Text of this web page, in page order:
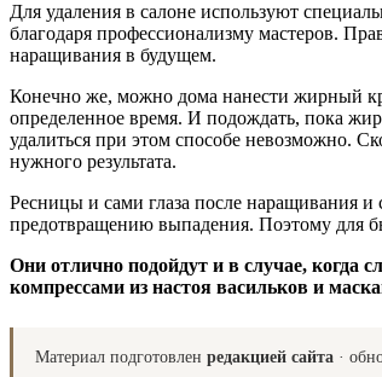
Для удаления в салоне используют
благодаря профессионализму мастеров.
наращивания в будущем.
Конечно же, можно дома нанести жирный
определенное время. И подождать, пока
удалиться при этом способе невозможно.
нужного результата.
Ресницы и сами глаза после наращивания
предотвращению выпадения. Поэтому для
Они отлично подойдут и в случае, когда
компрессами из настоя васильков и
Материал подготовлен редакцией сайта ·